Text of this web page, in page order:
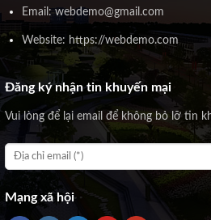
Email: webdemo@gmail.com
Website: https://webdemo.com
Đăng ký nhận tin khuyến mại
Vui lòng để lại email để không bỏ lỡ tin
Mạng xã hội